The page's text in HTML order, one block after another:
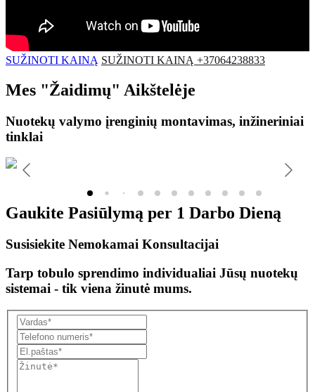
SUŽINOTI KAINĄ SUŽINOTI KAINĄ +37064238833
Mes "Žaidimų" Aikštelėje
Nuotekų valymo įrenginių montavimas, inžineriniai
tinklai
Gaukite Pasiūlymą per 1 Darbo Dieną
Susisiekite Nemokamai Konsultacijai
Tarp tobulo sprendimo individualiai Jūsų nuotekų
sistemai - tik viena žinutė mums.